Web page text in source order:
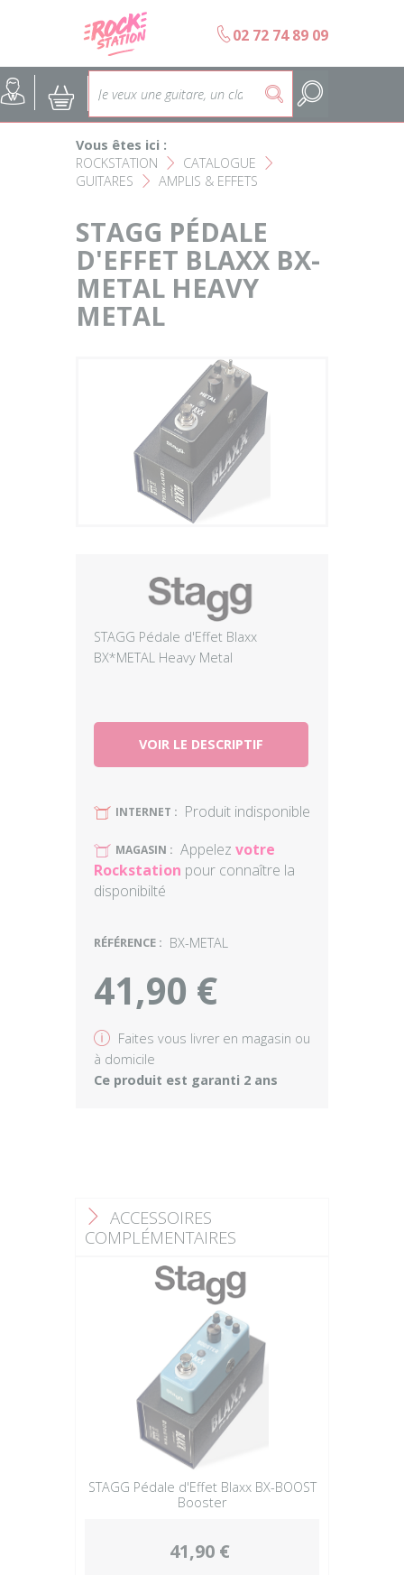
Choisir son instrument
Nos Magasins Rockstation
Guitares
Basses
Batteries & Percussions
Matériel DJ
Instruments à vent
Plus
b 02 72 74 89 09
@ 5 :
Vous êtes ici :
ROCKSTATION F CATALOGUE F
GUITARES F AMPLIS & EFFETS
STAGG PÉDALE
D'EFFET BLAXX BX-
METAL HEAVY
METAL
STAGG Pédale d'Effet Blaxx
BX*METAL Heavy Metal
VOIR LE DESCRIPTIF
U INTERNET : Produit indisponible
U MAGASIN : Appelez votre
Rockstation pour connaître la
disponibilté
RÉFÉRENCE : BX-METAL
41,90 €
v Faites vous livrer en magasin ou
à domicile
Ce produit est garanti 2 ans
F ACCESSOIRES
COMPLÉMENTAIRES
STAGG Pédale d'Effet Blaxx BX-BOOST
Booster
41,90 €
Panneau de gestion des cookies